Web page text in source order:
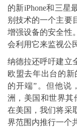
的新iPhone和三星
别技术的一个主要
增强设备的安全性
会利用它来监视公
纳德拉还呼吁建立
欧盟去年出台的新
的开端”。但他说
洲，美国和世界其
在美国，我们将采
界范围内推行一个